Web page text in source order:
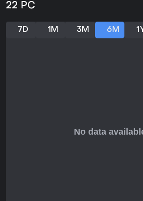
22 PC
7D 1M 3M 6M